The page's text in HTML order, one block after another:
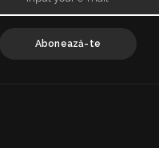
Abonează-te